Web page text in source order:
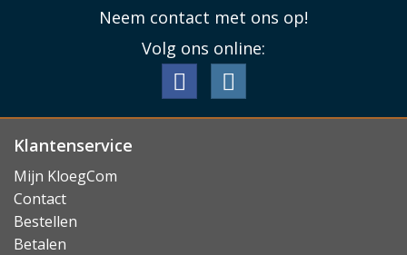
Neem contact met ons op!
Volg ons online:
Klantenservice
Mijn KloegCom
Contact
Bestellen
Betalen